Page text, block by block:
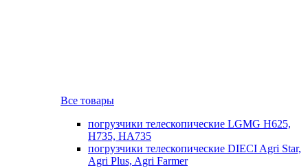
Все товары
погрузчики телескопические LGMG H625,
H735, HA735
погрузчики телескопические DIECI Agri Star,
Agri Plus, Agri Farmer